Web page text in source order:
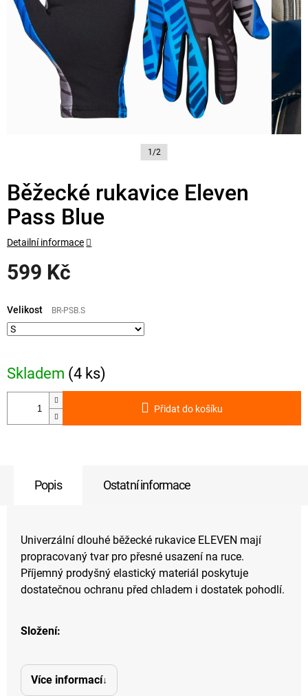
1/2
Běžecké rukavice Eleven
Pass Blue
599 Kč
cena:
Skladem (4 ks)
Velikost BR-PSB.S
Přidat do košíku
Detailní informace
Popis Ostatní informace
Univerzální dlouhé běžecké rukavice ELEVEN mají
propracovaný tvar pro přesné usazení na ruce.
Příjemný prodyšný elastický materiál poskytuje
dostatečnou ochranu před chladem i dostatek pohodlí.
Složení:
Více informací